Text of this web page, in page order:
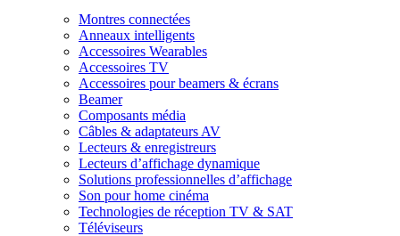
Montres connectées
Anneaux intelligents
Accessoires Wearables
Accessoires TV
Accessoires pour beamers & écrans
Beamer
Composants média
Câbles & adaptateurs AV
Lecteurs & enregistreurs
Lecteurs d’affichage dynamique
Solutions professionnelles d’affichage
Son pour home cinéma
Technologies de réception TV & SAT
Téléviseurs